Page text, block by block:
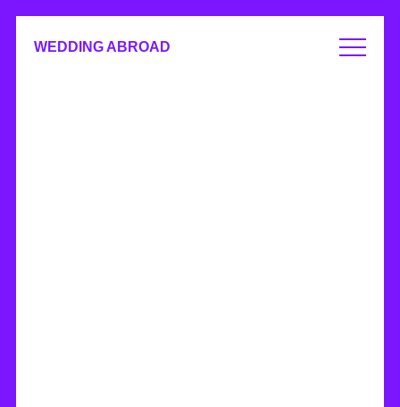
WEDDING ABROAD